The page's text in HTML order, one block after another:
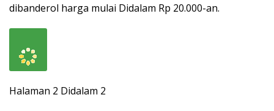
dibanderol harga mulai Didalam Rp 20.000-an.
Halaman 2 Didalam 2